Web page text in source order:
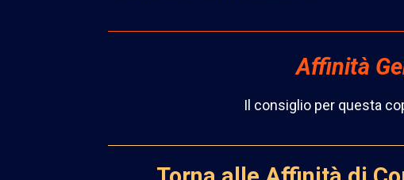
Affinità
Il consiglio per questa